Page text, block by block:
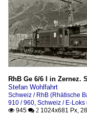
RhB Ge 6/6 I in Zernez.
Stefan Wohlfahrt
Schweiz / RhB (Rhätische
910 / 960, Schweiz / E-Loks
 945  2 1024x681 Px,